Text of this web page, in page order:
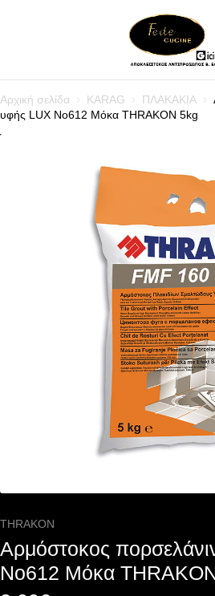
Αρχική σελίδα KARAG ΠΛΑΚΑΚΙΑ
υφής LUX Nο612 Μόκα THRAKON 5kg
THRAKON
Αρμόστοκος
Nο612 Μόκα